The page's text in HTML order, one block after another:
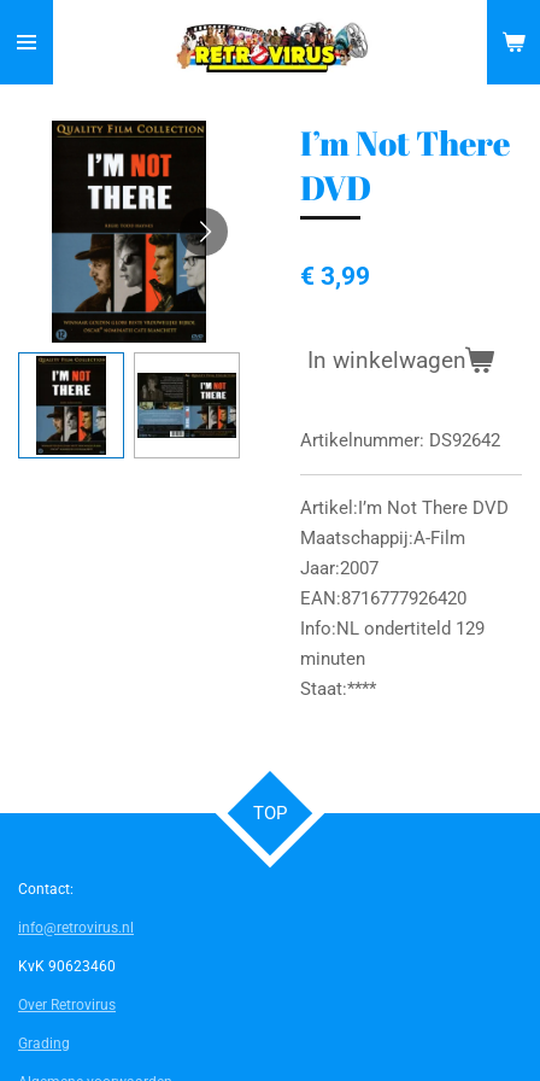
direct
naar
I’m Not There
DVD
€ 3,99
In winkelwagen
Artikelnummer: DS92642
Artikel:I’m Not There DVD
Maatschappij:A-Film
Jaar:2007
EAN:8716777926420
Info:NL ondertiteld 129
minuten
Staat:****
TOP
Contact:
info@retrovirus.nl
KvK 90623460
Over Retrovirus
Grading